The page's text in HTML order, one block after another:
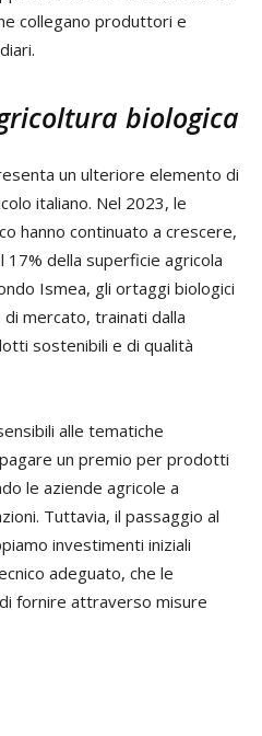
collegano produttori e
biologica
un ulteriore elemento di
italiano. Nel 2023, le
hanno continuato a crescere,
della superficie agricola
Ismea, gli ortaggi biologici
mercato, trainati dalla
sostenibili e di qualità
alle tematiche
un premio per prodotti
le aziende agricole a
Tuttavia, il passaggio al
investimenti iniziali
adeguato, che le
fornire attraverso misure